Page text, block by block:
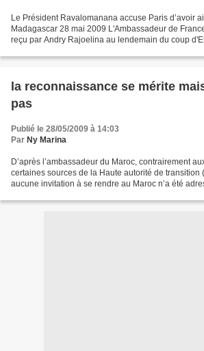
Le Président Ravalomanana accuse Paris d’avoir
Madagascar 28 mai 2009 L'Ambassadeur de
reçu par Andry Rajoelina au lendemain du coup
la reconnaissance se mérite
pas
Publié le 28/05/2009 à 14:03
Par Ny Marina
D’après l’ambassadeur du Maroc, contrairement
certaines sources de la Haute autorité de transition
aucune invitation à se rendre au Maroc n’a été